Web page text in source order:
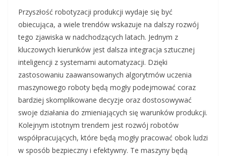
Przyszłość robotyzacji produkcji wydaje się być
obiecująca, a wiele trendów wskazuje na dalszy rozwój
tego zjawiska w nadchodzących latach. Jednym z
kluczowych kierunków jest dalsza integracja sztucznej
inteligencji z systemami automatyzacji. Dzięki
zastosowaniu zaawansowanych algorytmów uczenia
maszynowego roboty będą mogły podejmować coraz
bardziej skomplikowane decyzje oraz dostosowywać
swoje działania do zmieniających się warunków produkcji.
Kolejnym istotnym trendem jest rozwój robotów
współpracujących, które będą mogły pracować obok ludzi
w sposób bezpieczny i efektywny. Te maszyny będą